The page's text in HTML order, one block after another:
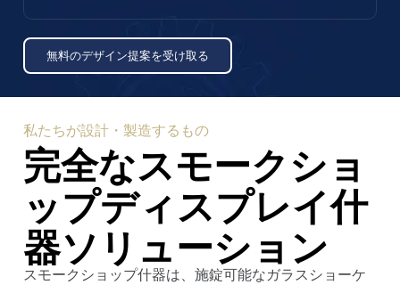
無料のデザイン提案を受け取る
私たちが設計・製造するもの
完全なスモークショ
ップディスプレイ什
器ソリューション
スモークショップ什器は、施錠可能なガラスショーケ